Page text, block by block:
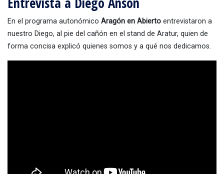
En el programa autonómico Aragón en Abierto entrevistaron a
nuestro Diego, al pie del cañón en el stand de Aratur, quien de
forma concisa explicó quienes somos y a qué nos dedicamos.